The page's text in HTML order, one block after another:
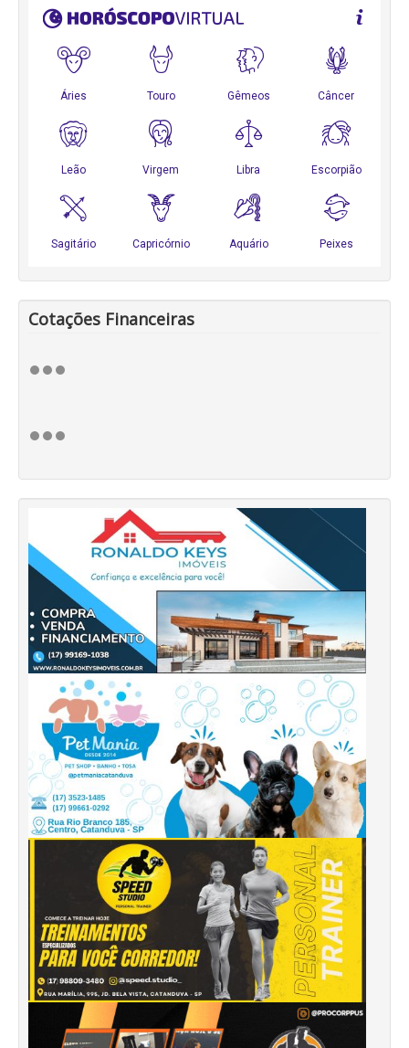
Cotações Financeiras